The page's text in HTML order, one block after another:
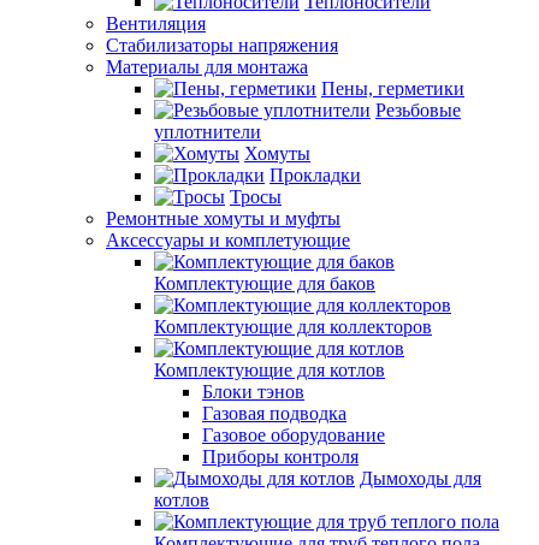
Вентиляция
Стабилизаторы напряжения
Материалы для монтажа
Пены, герметики
Резьбовые
уплотнители
Хомуты
Прокладки
Тросы
Ремонтные хомуты и муфты
Аксессуары и комплетующие
Комплектующие для баков
Комплектующие для коллекторов
Комплектующие для котлов
Блоки тэнов
Газовая подводка
Газовое оборудование
Приборы контроля
Дымоходы для
котлов